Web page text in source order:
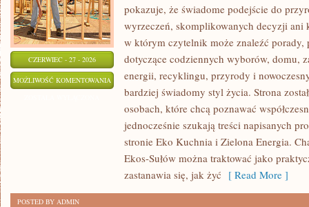
CZERWIEC - 27 - 2026
MOŻLIWOŚĆ KOMENTOWANIA
DOMU
pokazuje, że świadome podejście do
wyrzeczeń, skomplikowanych decyzji ani
w którym czytelnik może znaleźć porady,
dotyczące codziennych wyborów, domu,
energii, recyklingu, przyrody i
bardziej świadomy styl życia. Strona
osobach, które chcą poznawać
jednocześnie szukają treści napisanych
stronie Eko Kuchnia i Zielona Energia.
Ekos-Sułów można traktować jako
zastanawia się, jak żyć [ Read More ]
POSTED BY ADMIN